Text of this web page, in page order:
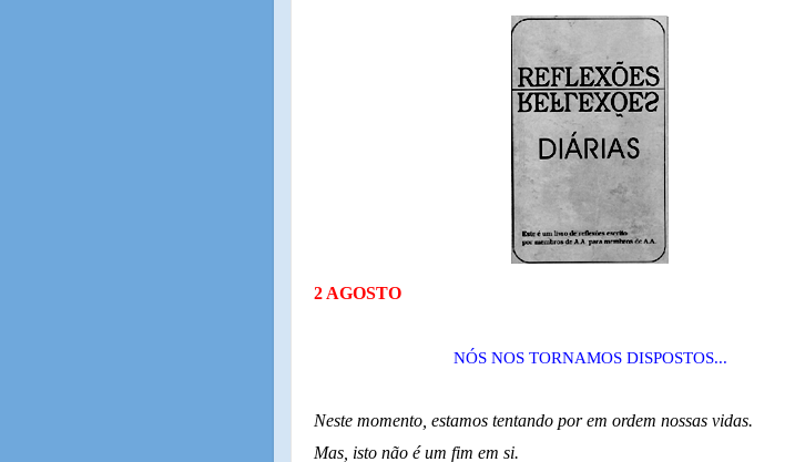
2 AGOSTO
NÓS NOS TORNAMOS DISPOSTOS...
Neste momento, estamos tentando por em ordem nossas vidas.
Mas, isto não é um fim em si.